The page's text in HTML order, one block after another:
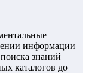
информации
знаний
каталогов до